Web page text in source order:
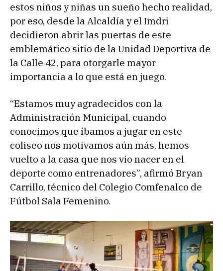
estos niños y niñas un sueño hecho realidad,
por eso, desde la Alcaldía y el Imdri
decidieron abrir las puertas de este
emblemático sitio de la Unidad Deportiva de
la Calle 42, para otorgarle mayor
importancia a lo que está en juego.
“Estamos muy agradecidos con la
Administración Municipal, cuando
conocimos que íbamos a jugar en este
coliseo nos motivamos aún más, hemos
vuelto a la casa que nos vio nacer en el
deporte como entrenadores”, afirmó Bryan
Carrillo, técnico del Colegio Comfenalco de
Fútbol Sala Femenino.